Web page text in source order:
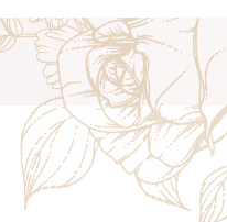
パーティーバッグ